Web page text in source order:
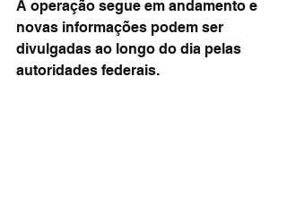
A operação segue em andamento e
novas informações podem ser
divulgadas ao longo do dia pelas
autoridades federais.